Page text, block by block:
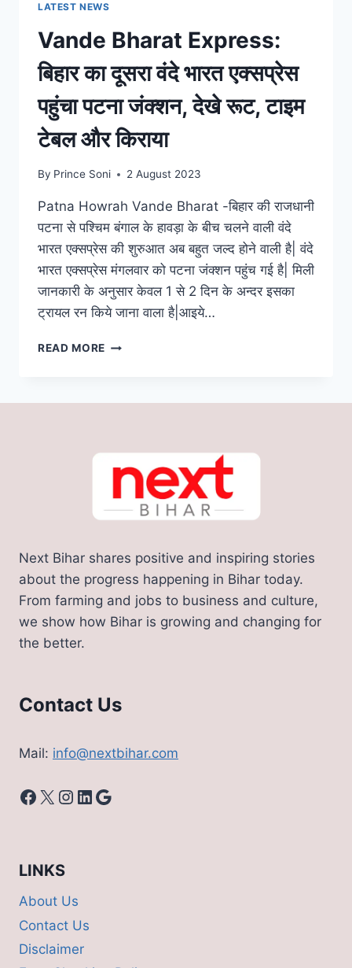
LATEST NEWS
Vande Bharat Express:
बिहार का दूसरा वंदे भारत एक्सप्रेस
पहुंचा पटना जंक्शन, देखे रूट, टाइम
टेबल और किराया
By Prince Soni 2 August 2023
Patna Howrah Vande Bharat -बिहार की राजधानी
पटना से पश्चिम बंगाल के हावड़ा के बीच चलने वाली वंदे
भारत एक्सप्रेस की शुरुआत अब बहुत जल्द होने वाली है| वंदे
भारत एक्सप्रेस मंगलवार को पटना जंक्शन पहुंच गई है| मिली
जानकारी के अनुसार केवल 1 से 2 दिन के अन्दर इसका
ट्रायल रन किये जाना वाला है|आइये…
READ MORE VANDE
एक्सप्रेस
पटना
रूट,
टाइम
और
किराया
Next Bihar shares positive and inspiring stories
about the progress happening in Bihar today.
From farming and jobs to business and culture,
we show how Bihar is growing and changing for
the better.
Contact Us
Mail: info@nextbihar.com
Facebook
X Instagram
LinkedIn
Google
LINKS
About Us
Contact Us
Disclaimer